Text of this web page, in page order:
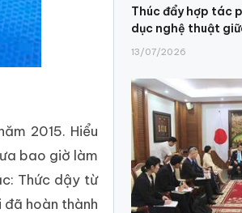
2015. Hiểu
bao giờ làm
Thức dậy từ
hoàn thành
Thúc đẩy hợp tác
dục nghệ thuật
13/07/2026